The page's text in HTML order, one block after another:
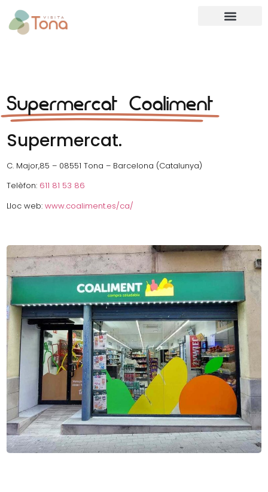
Supermercat Coaliment
Supermercat.
C. Major,85 – 08551 Tona – Barcelona (Catalunya)
Telèfon: 611 81 53 86
Lloc web:www.coaliment.es/ca/